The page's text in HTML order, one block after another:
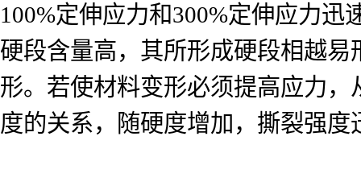
100%定伸应力和300%定伸应力
硬段含量高，其所形成硬段相越
形。若使材料变形必须提高应力
度的关系，随硬度增加，撕裂强